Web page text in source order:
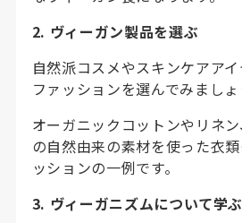
2. ヴィーガン製品を選ぶ
自然派コスメやスキンケアア
ファッションを選んでみましょ
オーガニックコットンやリネ
の自然由来の素材を使った衣
ッションの一例です。
3. ヴィーガニズムについて学ぶ